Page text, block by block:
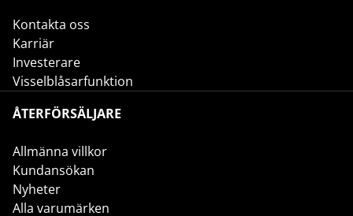
Kontakta oss
Karriär
Investerare
Visselblåsarfunktion
ÅTERFÖRSÄLJARE
Allmänna villkor
Kundansökan
Nyheter
Alla varumärken